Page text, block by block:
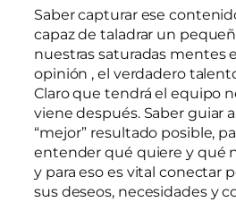
Saber capturar ese
capaz de taladrar un
nuestras saturadas mentes
opinión , el verdadero
Claro que tendrá el equipo
viene después. Saber guiar
“mejor” resultado posible,
entender qué quiere y qué
y para eso es vital conectar
sus deseos, necesidades y